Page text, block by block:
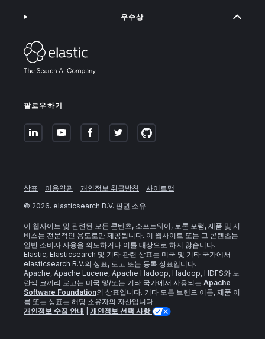
팔로우하기
우수상
상표 이용약관 개인정보 취급방침
사이트맵
© 2026. elasticsearch B.V. 판권 소유
이 웹사이트 및 관련된 모든 콘텐츠, 소프트웨어, 토론 포럼, 제품 및 서
비스는 전문적인 용도로만 제공됩니다. 이 웹사이트 또는 그 콘텐츠는
일반 소비자 사용을 의도하거나 이를 대상으로 하지 않습니다.
Elastic, Elasticsearch 및 기타 관련 상표는 미국 및 기타 국가에서
elasticsearch B.V.의 상표, 로고 또는 등록 상표입니다.
Apache, Apache Lucene, Apache Hadoop, Hadoop, HDFS와 노
란색 코끼리 로고는 미국 및/또는 기타 국가에서 사용되는 Apache
Software Foundation의 상표입니다. 기타 모든 브랜드 이름, 제품 이
름 또는 상표는 해당 소유자의 자산입니다.
개인정보 수집 안내
개인정보 선택 사항